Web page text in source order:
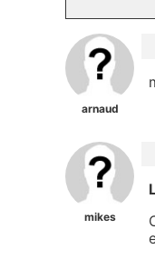
arnaud
mikes